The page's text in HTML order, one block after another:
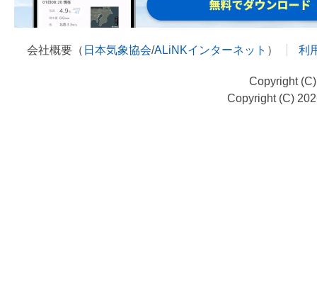
会社概要（ 日本気象協会/ALiNKインターネット ） 利
Copyright
Copyright (C)